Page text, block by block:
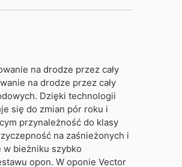
na drodze przez cały
na drodze przez cały
Dzięki technologii
się do zmian pór roku i
przynależność do klasy
na zaśnieżonych i
w bieżniku szybko
opon. W oponie Vector